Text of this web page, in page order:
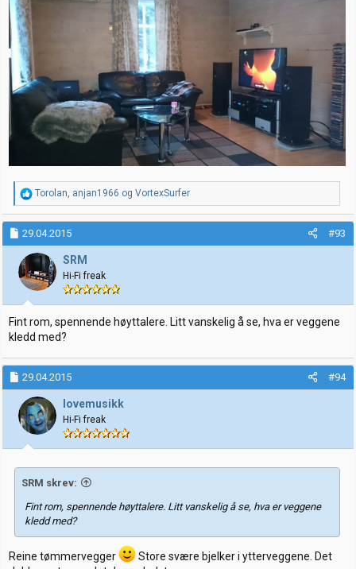
R
e
a
k
s
j
o
n
e
r
:
Torolan, anjan1966 og VortexSurfer
29.04.2015 #93
SRM
Hi-Fi freak
Fint rom, spennende høyttalere. Litt vanskelig å se, hva er veggene
kledd med?
29.04.2015 #94
lovemusikk
Hi-Fi freak
SRM skrev:
Fint rom, spennende høyttalere. Litt vanskelig å se, hva er veggene
kledd med?
Reine tømmervegger
Store svære bjelker i ytterveggene. Det